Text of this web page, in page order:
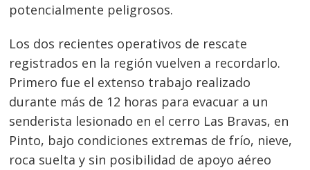
potencialmente peligrosos.
Los dos recientes operativos de rescate
registrados en la región vuelven a recordarlo.
Primero fue el extenso trabajo realizado
durante más de 12 horas para evacuar a un
senderista lesionado en el cerro Las Bravas, en
Pinto, bajo condiciones extremas de frío, nieve,
roca suelta y sin posibilidad de apoyo aéreo